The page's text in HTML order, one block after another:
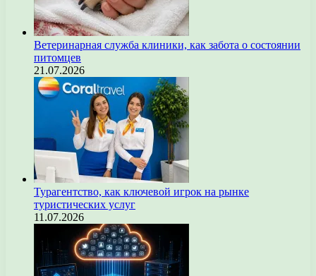
Ветеринарная служба клиники, как забота о состоянии
питомцев
21.07.2026
Турагентство, как ключевой игрок на рынке
туристических услуг
11.07.2026